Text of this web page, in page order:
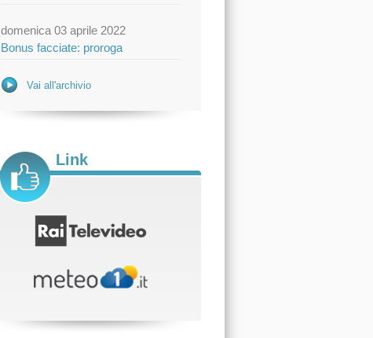
domenica 03 aprile 2022
Bonus facciate: proroga
Vai all'archivio
Link